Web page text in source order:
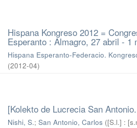
Hispana Kongreso 2012 =
Esperanto : Almagro, 27 abril - 1
Hispana Esperanto-Federacio.
(2012-04)
[Kolekto de Lucrecia San
Nishi, S.; San Antonio, Carlos ([S.l.] :